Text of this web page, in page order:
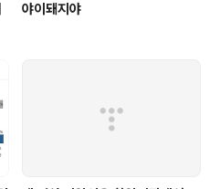
야이돼지야